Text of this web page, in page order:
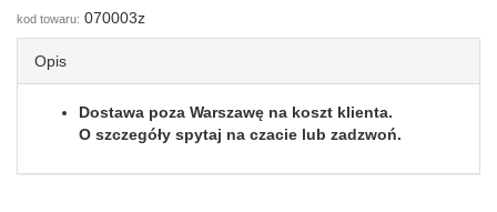
kod towaru: 070003z
Opis
Dostawa poza Warszawę na koszt klienta.
O szczegóły spytaj na czacie lub zadzwoń.